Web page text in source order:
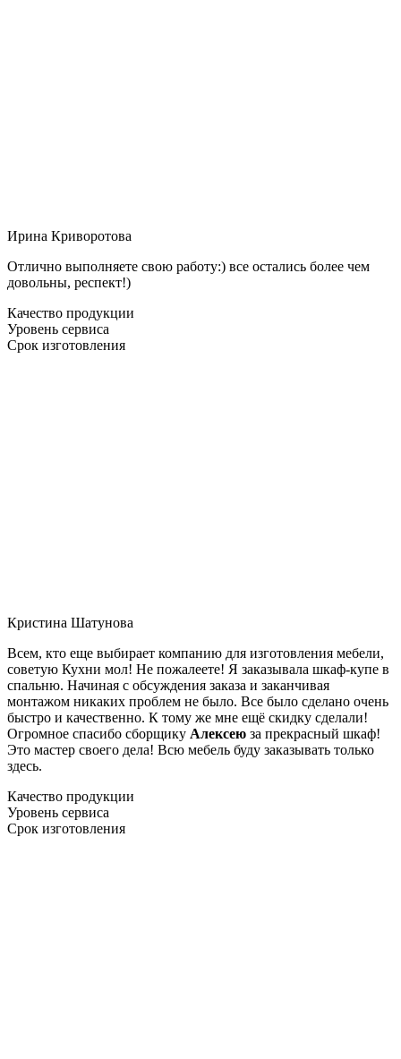
Ирина Криворотова
Отлично выполняете свою работу:) все остались более чем
довольны, респект!)
Качество продукции
Уровень сервиса
Срок изготовления
Кристина Шатунова
Всем, кто еще выбирает компанию для изготовления мебели,
советую Кухни мол! Не пожалеете! Я заказывала шкаф-купе в
спальню. Начиная с обсуждения заказа и заканчивая
монтажом никаких проблем не было. Все было сделано очень
быстро и качественно. К тому же мне ещё скидку сделали!
Огромное спасибо сборщику Алексею за прекрасный шкаф!
Это мастер своего дела! Всю мебель буду заказывать только
здесь.
Качество продукции
Уровень сервиса
Срок изготовления